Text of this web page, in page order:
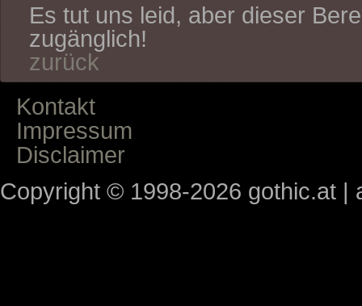
Es tut uns leid, aber dieser
zugänglich!
zurück
Kontakt
Impressum
Disclaimer
Copyright © 1998-2026 gothic.at |